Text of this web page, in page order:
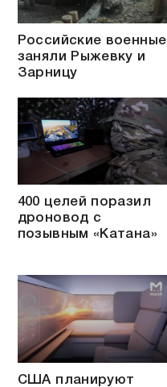
Российские военные
заняли Рыжевку и
Зарницу
400 целей поразил
дроновод с
позывным «Катана»
США планируют